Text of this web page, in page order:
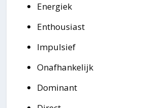
Energiek
Enthousiast
Impulsief
Onafhankelijk
Dominant